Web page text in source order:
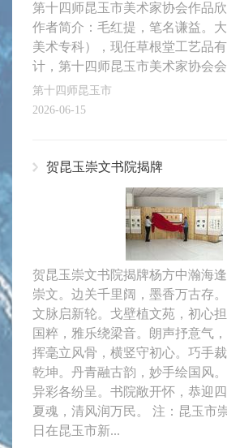
第十四师昆玉市美术家协会作品
作者简介：毛红提，笔名谦益。
美术专科），现任草根堂工艺品
计，第十四师昆玉市美术家协会会
第十四师昆玉市
2026-06-15
贺昆玉崇文书院揭牌
贺昆玉崇文书院揭牌杨方中瀚海
崇文。边关千里阔，墨香万古存
文脉启新轮。戈壁植文苑，初心
国粹，雅乐绕梁音。朗声抒意气，
挥毫立风骨，横竖守初心。巧手
乾坤。丹青融古韵，妙手绘国风。
异彩各纷呈。书院敞开怀，恭迎
夏魂，清风润万民。 注：昆玉市
日在昆玉市新...